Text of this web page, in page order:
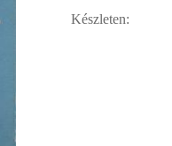
Készleten: